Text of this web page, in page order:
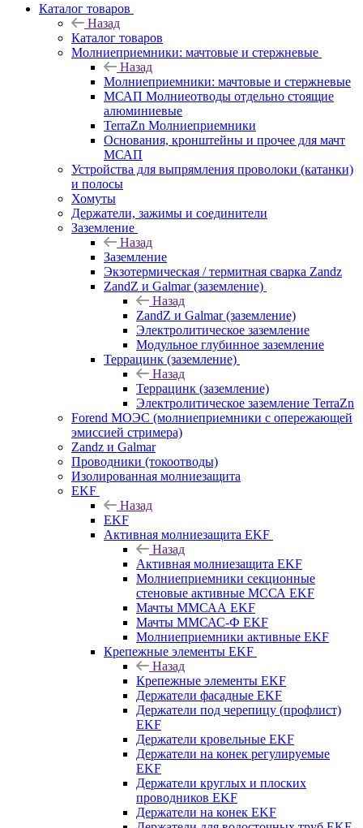
Каталог товаров
Назад
Каталог товаров
Молниеприемники: мачтовые и стержневые
Назад
Молниеприемники: мачтовые и стержневые
МСАП Молниеотводы отдельно стоящие
алюминиевые
TerraZn Молниеприемники
Основания, кронштейны и прочее для мачт
МСАП
Устройства для выпрямления проволоки (катанки)
и полосы
Хомуты
Держатели, зажимы и соединители
Заземление
Назад
Заземление
Экзотермическая / термитная сварка Zandz
ZandZ и Galmar (заземление)
Назад
ZandZ и Galmar (заземление)
Электролитическое заземление
Модульное глубинное заземление
Террацинк (заземление)
Назад
Террацинк (заземление)
Электролитическое заземление TerraZn
Forend МОЭС (молниеприемники с опережающей
эмиссией стримера)
Zandz и Galmar
Проводники (токоотводы)
Изолированная молниезащита
EKF
Назад
EKF
Активная молниезащита EKF
Назад
Активная молниезащита EKF
Молниеприемники секционные
стеновые активные МССА EKF
Мачты ММСАА EKF
Мачты ММСАС-Ф EKF
Молниеприемники активные EKF
Крепежные элементы EKF
Назад
Крепежные элементы EKF
Держатели фасадные EKF
Держатели под черепицу (профлист)
EKF
Держатели кровельные EKF
Держатели на конек регулируемые
EKF
Держатели круглых и плоских
проводников EKF
Держатели на конек EKF